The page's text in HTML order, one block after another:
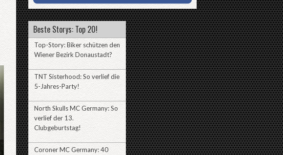
Beste Storys: Top 20!
Top-Story: Biker schützen den
Wiener Bezirk Donaustadt?
TNT Sisterhood: So verlief die
5-Jahres-Party!
North Skulls MC Germany: So
verlief der 13.
Clubgeburtstag!
Coroner MC Germany: 40